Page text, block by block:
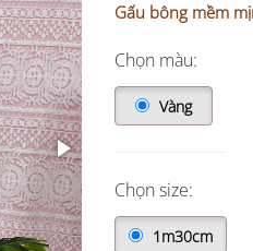
Gấu bông mềm
Chọn màu:
Vàng
Chọn size:
1m30cm